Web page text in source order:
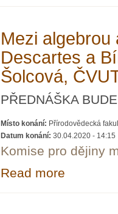
Mezi
Descartes a
Šolcová,
PŘEDNÁŠKA
Místo konání: Přírodovědecká
Datum konání: 30.04.2020 - 14:15
Komise pro dějiny
Read more